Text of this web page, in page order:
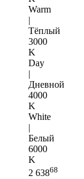
Warm
|
Тёплый
3000
K
Day
|
Дневной
4000
K
White
|
Белый
6000
K
2 63868